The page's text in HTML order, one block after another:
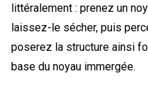
littéralement : prenez un
laissez-le sécher, puis
poserez la structure ainsi
base du noyau immergée.